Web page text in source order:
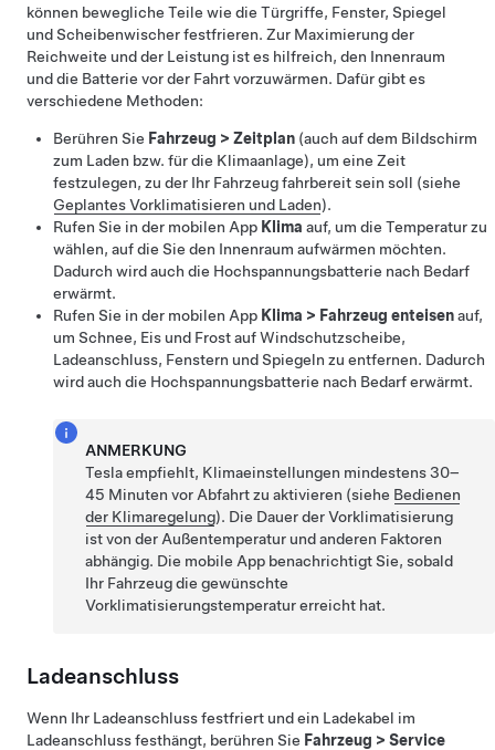
können bewegliche Teile wie die Türgriffe, Fenster, Spiegel
undScheibenwischerfestfrieren. Zur Maximierung der
Reichweite und der Leistung ist es hilfreich, den Innenraum
und die Batterie vor der Fahrt vorzuwärmen. Dafür gibt es
verschiedene Methoden:
Berühren Sie Fahrzeug > Zeitplan (auch auf dem Bildschirm
zum Laden bzw. für die Klimaanlage), um eine Zeit
festzulegen, zu der Ihr Fahrzeug fahrbereit sein soll (siehe
Geplantes Vorklimatisieren und Laden).
Rufen Sie in der mobilen App Klima auf, um die Temperatur zu
wählen, auf die Sie den Innenraum aufwärmen möchten.
Dadurch wird auch die Hochspannungsbatterie nach Bedarf
erwärmt.
Rufen Sie in der mobilen App Klima > Fahrzeug enteisenauf,
um Schnee, Eis und Frost auf Windschutzscheibe,
Ladeanschluss, Fenstern und Spiegeln zu entfernen. Dadurch
wird auch die Hochspannungsbatterie nach Bedarf erwärmt.
ANMERKUNG
Tesla empfiehlt, Klimaeinstellungen mindestens 30–
45 Minuten vor Abfahrt zu aktivieren (siehe Bedienen
der Klimaregelung). Die Dauer der Vorklimatisierung
ist von der Außentemperatur und anderen Faktoren
abhängig. Die mobile App benachrichtigt Sie, sobald
Ihr Fahrzeug die gewünschte
Vorklimatisierungstemperatur erreicht hat.
Ladeanschluss
Wenn Ihr Ladeanschluss festfriert und ein Ladekabel im
Ladeanschluss festhängt, berühren Sie Fahrzeug > Service